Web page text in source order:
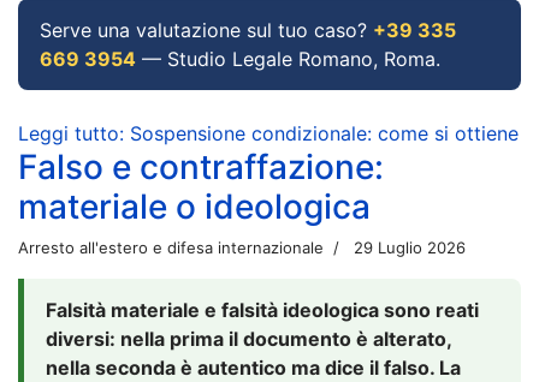
Serve una valutazione sul tuo caso? +39 335
669 3954 — Studio Legale Romano, Roma.
Leggi tutto: Sospensione condizionale: come si ottiene
Falso e contraffazione:
materiale o ideologica
Arresto all'estero e difesa internazionale 29 Luglio 2026
Falsità materiale e falsità ideologica sono reati
diversi: nella prima il documento è alterato,
nella seconda è autentico ma dice il falso. La